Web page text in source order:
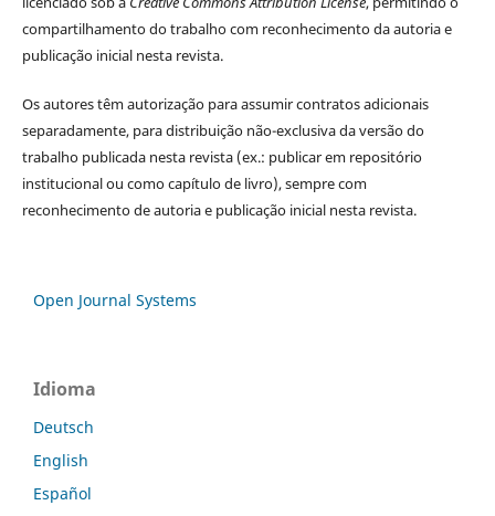
compartilhamento do trabalho com reconhecimento da autoria e
publicação inicial nesta revista.
Os autores têm autorização para assumir contratos adicionais
separadamente, para distribuição não-exclusiva da versão do
trabalho publicada nesta revista (ex.: publicar em repositório
institucional ou como capítulo de livro), sempre com
reconhecimento de autoria e publicação inicial nesta revista.
Open Journal Systems
Idioma
Deutsch
English
Español